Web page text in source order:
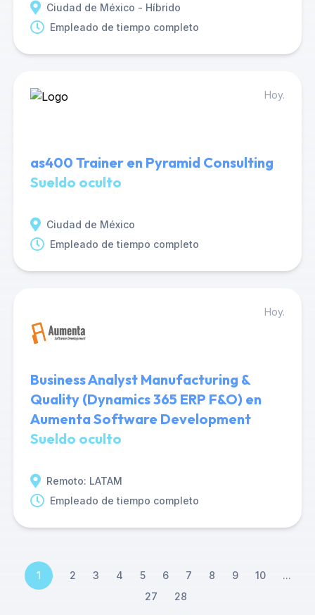
Ciudad de México - Híbrido
Empleado de tiempo completo
Hoy.
as400 Trainer en Pyramid Consulting
Sueldo oculto
Ciudad de México
Empleado de tiempo completo
Hoy.
Business Analyst Manufacturing &
Quality (Dynamics 365 ERP F&O) en
Aumenta Software Development
Sueldo oculto
Remoto: LATAM
Empleado de tiempo completo
1 2 3 4 5 6 7 8 9 10
...
27
28